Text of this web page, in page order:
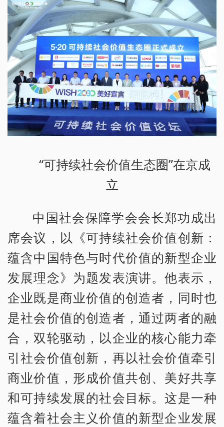
“可持续社会价值生态圈”在京成
立
中国社会保障学会会长郑功成出
席会议，以《可持续社会价值创新：
蕴含中国特色与时代价值的新型企业
发展理念》为题发表演讲。他表示，
企业既是商业价值的创造者，同时也
是社会价值的创造者，通过两者的融
合，双轮驱动，以企业的核心能力牵
引社会价值创新，再以社会价值牵引
商业价值，形成价值共创、美好共享
和可持续发展的社会目标。这是一种
蕴含着社会主义价值的新型企业发展